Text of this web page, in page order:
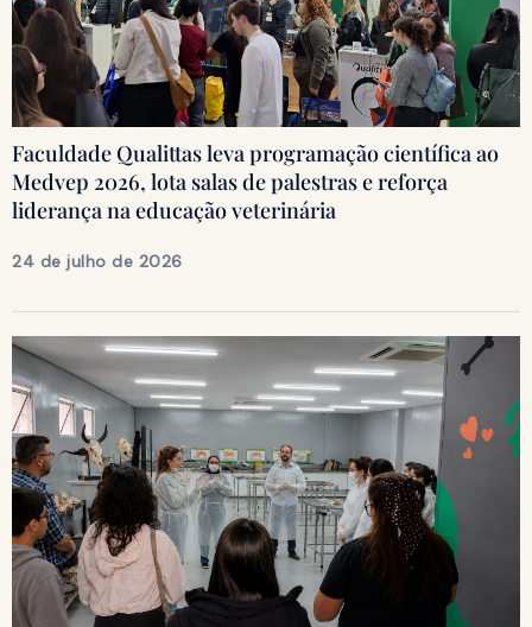
Faculdade Qualittas leva programação científica ao
Medvep 2026, lota salas de palestras e reforça
liderança na educação veterinária
24 de julho de 2026